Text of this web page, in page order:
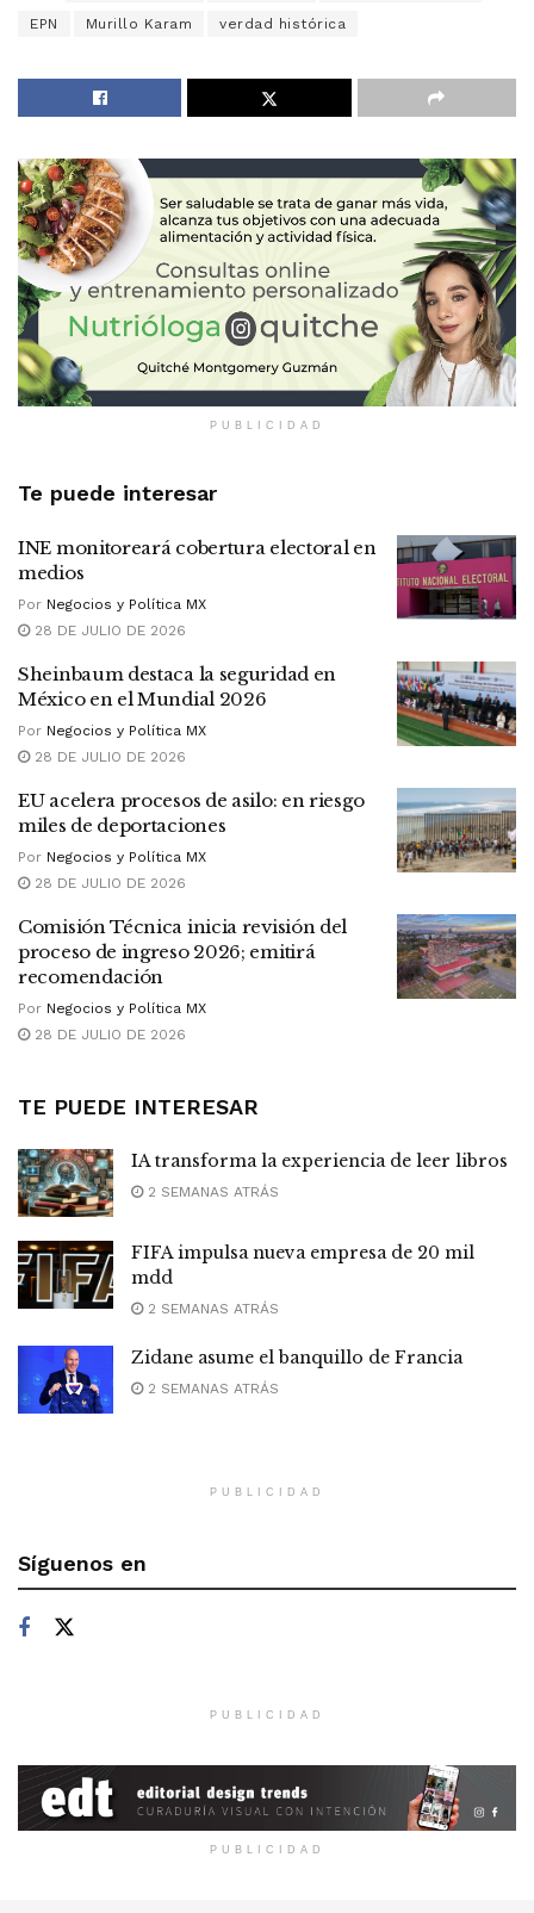
EPN Murillo Karam verdad histórica
PUBLICIDAD
Te puede interesar
INE monitoreará cobertura electoral en
medios
Por Negocios y Política MX
28 DE JULIO DE 2026
Sheinbaum destaca la seguridad en
México en el Mundial 2026
Por Negocios y Política MX
28 DE JULIO DE 2026
EU acelera procesos de asilo: en riesgo
miles de deportaciones
Por Negocios y Política MX
28 DE JULIO DE 2026
Comisión Técnica inicia revisión del
proceso de ingreso 2026; emitirá
recomendación
Por Negocios y Política MX
28 DE JULIO DE 2026
TE PUEDE INTERESAR
IA transforma la experiencia de leer libros
2 SEMANAS ATRÁS
FIFA impulsa nueva empresa de 20 mil
mdd
2 SEMANAS ATRÁS
Zidane asume el banquillo de Francia
2 SEMANAS ATRÁS
PUBLICIDAD
Síguenos en
PUBLICIDAD
PUBLICIDAD